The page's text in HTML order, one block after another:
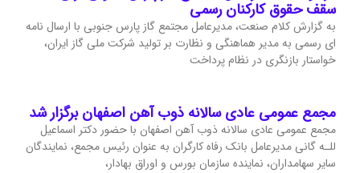
سقف حقوق کارکنان رسمی
به گزارش کلام صنعت، مدیرعامل مجتمع گاز پارس جنوبی با ارسال نامه
ای رسمی به مدیر هماهنگی و نظارت بر تولید شرکت ملی گاز ایران،
خواستار بازنگری در نظام پرداخت
مجمع عمومی عادی سالانه ذوب آهن اصفهان برگزار شد
مجمع عمومی عادی سالانه ذوب آهن اصفهان با حضور دکتر اسماعیل
للـه گانی مدیرعامل بانک رفاه کارگران به عنوان رئیس مجمع، نمایندگان
سایر سهامداران، نماینده سازمان بورس و اوراق بهادار،